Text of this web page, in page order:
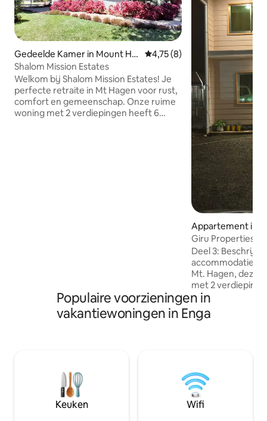
Gedeelde Kamer in Mount Ha
gen
Gemiddelde beoordeling van
4,75 (8)
Shalom Mission Estates
Welkom bij Shalom Mission Estates! Je
perfecte retraite in Mt Hagen voor rust,
comfort en gemeenschap. Onze ruime
woning met 2 verdiepingen heeft 6
Appartement in
Giru Properties
Deel 3:
accommodatie Gelegen in het hart van
Mt. Hagen, deze
met 2
biedt de perfecte
professionals,
Volledig ingericht
loungeset,
essentiële apparaten
– zorgt voor
Populaire voorzieningen in
vakantiewoningen in Enga
Keuken Wifi